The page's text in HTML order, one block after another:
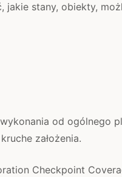
stany, obiekty,
od ogólnego
założenia.
Checkpoint